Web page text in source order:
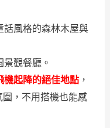
話風格的森林木屋與
觀餐廳。
機起降的絕佳地點，
，不用搭機也能感